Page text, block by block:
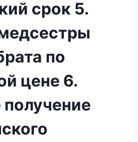
срок 5.
по
цене 6.